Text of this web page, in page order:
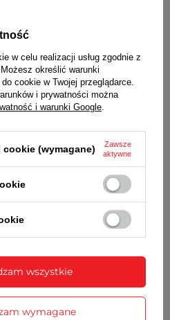
lub fakturę VAT
Masz pytania?
w celu realizacji usług zgodnie z
. Możesz określić warunki
cookie w Twojej przeglądarce.
i prywatności można
i warunki Google
(wymagane)
Zawsze
aktywne
wymagane
wszystkie